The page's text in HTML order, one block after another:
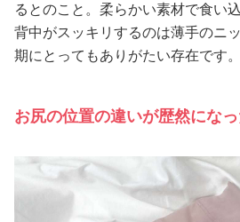
るとのこと。柔らかい素材で食い
背中がスッキリするのは薄手のニ
期にとってもありがたい存在です。
お尻の位置の違いが歴然にな